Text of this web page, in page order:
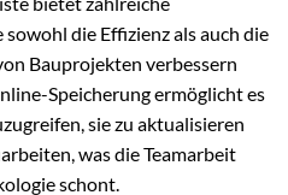
die Effizienz als auch die
Bauprojekten verbessern
Speicherung ermöglicht es
sie zu aktualisieren
was die Teamarbeit
schont.